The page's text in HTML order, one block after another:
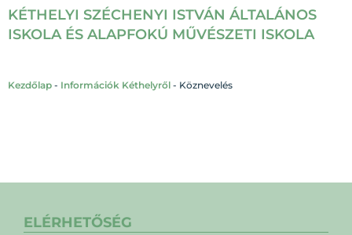
KÉTHELYI SZÉCHENYI ISTVÁN ÁLTALÁNOS
ISKOLA ÉS ALAPFOKÚ MŰVÉSZETI ISKOLA
Kezdőlap - Információk Kéthelyről - Köznevelés
ELÉRHETŐSÉG